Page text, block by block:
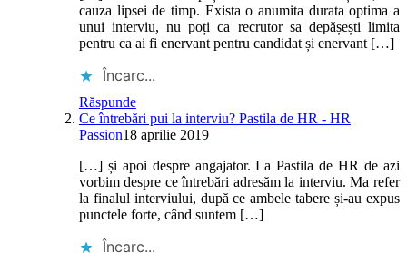
cauza lipsei de timp. Exista o anumita durata optima a
unui interviu, nu poți ca recrutor sa depășești limita
pentru ca ai fi enervant pentru candidat și enervant […]
Încarc...
Răspunde
Ce întrebări pui la interviu? Pastila de HR - HR
Passion18 aprilie 2019
[…] și apoi despre angajator. La Pastila de HR de azi
vorbim despre ce întrebări adresăm la interviu. Ma refer
la finalul interviului, după ce ambele tabere și-au expus
punctele forte, când suntem […]
Încarc...